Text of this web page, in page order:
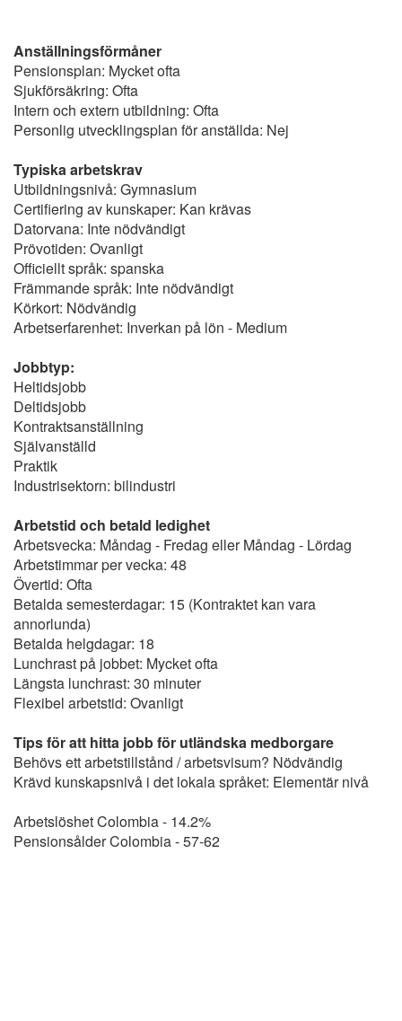
Anställningsförmåner
Pensionsplan: Mycket ofta
Sjukförsäkring: Ofta
Intern och extern utbildning: Ofta
Personlig utvecklingsplan för anställda: Nej
Typiska arbetskrav
Utbildningsnivå: Gymnasium
Certifiering av kunskaper: Kan krävas
Datorvana: Inte nödvändigt
Prövotiden: Ovanligt
Officiellt språk: spanska
Främmande språk: Inte nödvändigt
Körkort: Nödvändig
Arbetserfarenhet: Inverkan på lön - Medium
Jobbtyp:
Heltidsjobb
Deltidsjobb
Kontraktsanställning
Självanställd
Praktik
Industrisektorn: bilindustri
Arbetstid och betald ledighet
Arbetsvecka: Måndag - Fredag eller Måndag - Lördag
Arbetstimmar per vecka: 48
Övertid: Ofta
Betalda semesterdagar: 15 (Kontraktet kan vara
annorlunda)
Betalda helgdagar: 18
Lunchrast på jobbet: Mycket ofta
Längsta lunchrast: 30 minuter
Flexibel arbetstid: Ovanligt
Tips för att hitta jobb för utländska medborgare
Behövs ett arbetstillstånd / arbetsvisum? Nödvändig
Krävd kunskapsnivå i det lokala språket: Elementär nivå
Arbetslöshet Colombia - 14.2%
Pensionsålder Colombia - 57-62